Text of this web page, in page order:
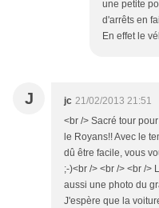
une petite
d'arrêts en
En effet le
J jc 21/02/2013 21:51
<br /> Sacré tour
le Royans!! Avec le
dû être facile, vous
;-)<br /> <br /> <br />
aussi une photo du
J'espère que la